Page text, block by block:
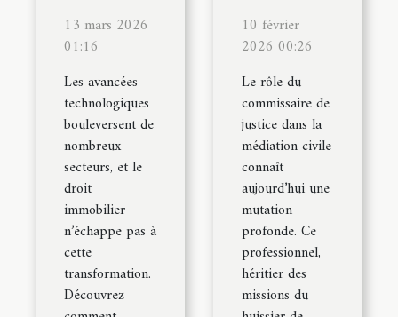
13 mars 2026
01:16
Les avancées
technologiques
bouleversent de
nombreux
secteurs, et le
droit
immobilier
n’échappe pas à
cette
transformation.
Découvrez
10 février
2026 00:26
Le rôle du
commissaire de
justice dans la
médiation civile
connaît
aujourd’hui une
mutation
profonde. Ce
professionnel,
héritier des
missions du